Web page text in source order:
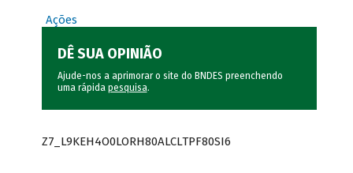
Ações
DÊ SUA OPINIÃO
Ajude-nos a aprimorar o site do BNDES preenchendo
uma rápida pesquisa.
Z7_L9KEH4O0LORH80ALCLTPF80SI6